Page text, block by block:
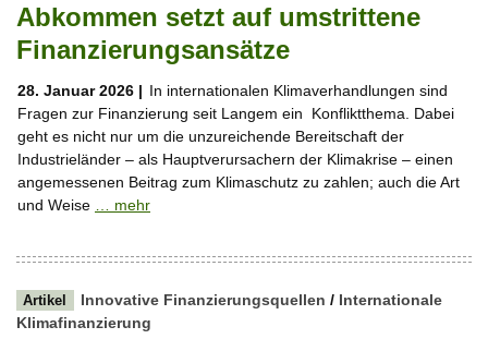
Abkommen setzt auf umstrittene
Finanzierungsansätze
28. Januar 2026 | In internationalen Klimaverhandlungen sind
Fragen zur Finanzierung seit Langem ein Konfliktthema. Dabei
geht es nicht nur um die unzureichende Bereitschaft der
Industrieländer – als Hauptverursachern der Klimakrise – einen
angemessenen Beitrag zum Klimaschutz zu zahlen; auch die Art
und Weise … mehr
Artikel Innovative Finanzierungsquellen / Internationale
Klimafinanzierung